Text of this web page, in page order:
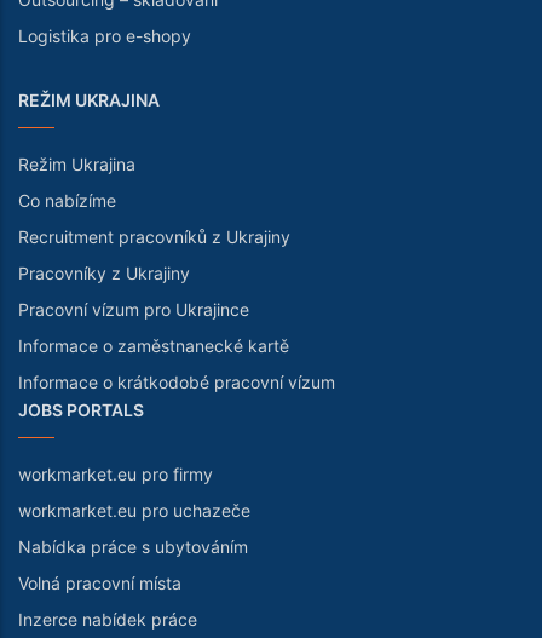
Logistika pro e-shopy
REŽIM UKRAJINA
Režim Ukrajina
Co nabízíme
Recruitment pracovníků z Ukrajiny
Pracovníky z Ukrajiny
Pracovní vízum pro Ukrajince
Informace o zaměstnanecké kartě
Informace o krátkodobé pracovní vízum
JOBS PORTALS
workmarket.eu pro firmy
workmarket.eu pro uchazeče
Nabídka práce s ubytováním
Volná pracovní místa
Inzerce nabídek práce